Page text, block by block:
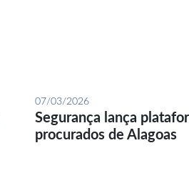
07/03/2026
Segurança lança
procurados de Alagoas